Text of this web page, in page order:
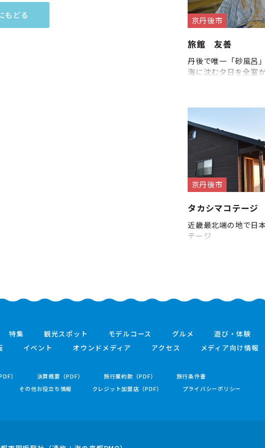
もどる
京丹後市
旅館 友善
丹後で唯一「砂風呂
海に沈む夕日を全室か
京丹後市
タカシマコテージ
近畿最北端の地で日
テージ
特集 観光スポット モデルコース グルメ
遊び・体験
イベント オウンドメディア アクセス メディア向け情報
） 決算概要（PDF） 旅行業約款（PDF）
旅行条件書
その他お役立ち情報 クレジット加盟店（PDF） プライバシーポリシー